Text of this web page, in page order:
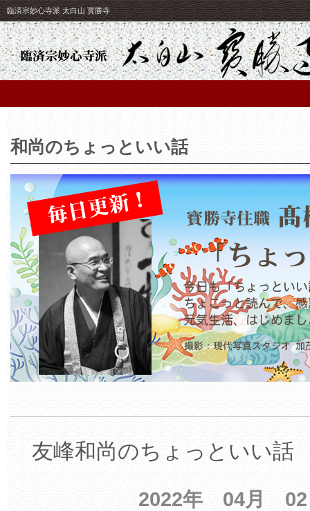
臨済宗妙心寺派 太白山 寳勝寺
和尚のちょっといい話
友峰和尚のちょっといい話
2022年 04月